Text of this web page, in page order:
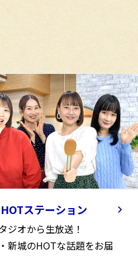
ステーション
ジオから生放送！
新城のHOTな話題をお届